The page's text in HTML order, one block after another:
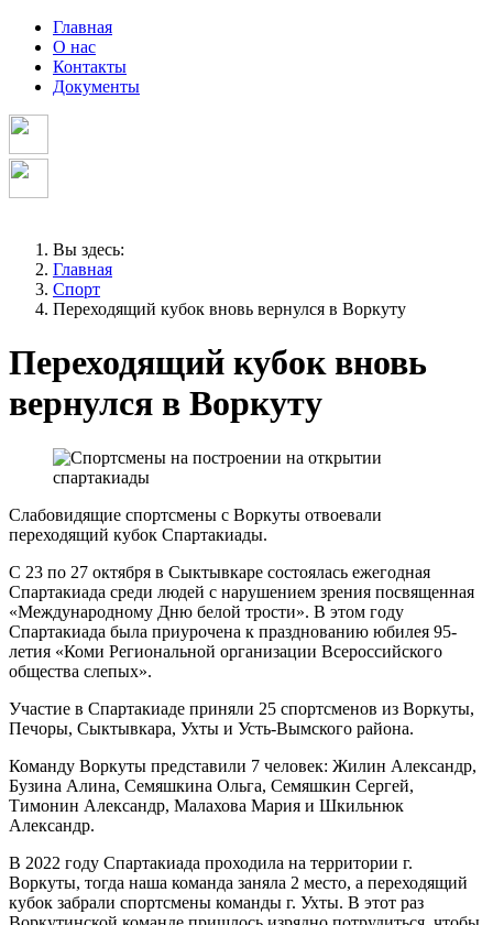
Главная
О нас
Контакты
Документы
Вы здесь:
Главная
Спорт
Переходящий кубок вновь вернулся в Воркуту
Переходящий кубок вновь
вернулся в Воркуту
Слабовидящие спортсмены с Воркуты отвоевали
переходящий кубок Спартакиады.
С 23 по 27 октября в Сыктывкаре состоялась ежегодная
Спартакиада среди людей с нарушением зрения посвященная
«Международному Дню белой трости». В этом году
Спартакиада была приурочена к празднованию юбилея 95-
летия «Коми Региональной организации Всероссийского
общества слепых».
Участие в Спартакиаде приняли 25 спортсменов из Воркуты,
Печоры, Сыктывкара, Ухты и Усть-Вымского района.
Команду Воркуты представили 7 человек: Жилин Александр,
Бузина Алина, Семяшкина Ольга, Семяшкин Сергей,
Тимонин Александр, Малахова Мария и Шкильнюк
Александр.
В 2022 году Спартакиада проходила на территории г.
Воркуты, тогда наша команда заняла 2 место, а переходящий
кубок забрали спортсмены команды г. Ухты. В этот раз